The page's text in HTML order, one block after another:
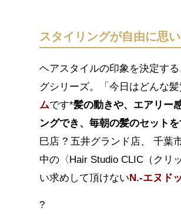
スタイリングが自由に思
ヘアスタイルの印象を決定す
グシリーズ。「今日はどんな
ムです*髪の動きや、エアリー
ングでき、毎朝の髪のセット
巳店 ? 五井グランド店、 千葉
中の〈Hair Studio CLIC（クリ
い求めして頂けないN.-エヌド
?